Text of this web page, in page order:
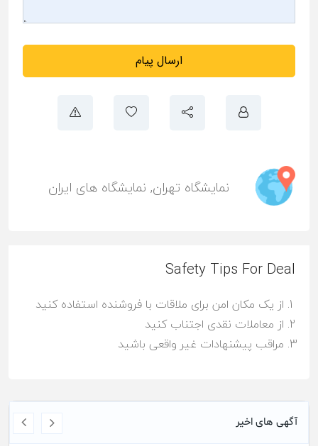
ارسال پیام
نمایشگاه تهران, نمایشگاه های ایران
Safety Tips For Deal
از یک مکان امن برای ملاقات با فروشنده استفاده کنید
از معاملات نقدی اجتناب کنید
مراقب پیشنهادات غیر واقعی باشید
آگهی های اخیر